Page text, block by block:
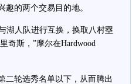
的两个交易目的地。
人队进行互换，换取八村塁
奇斯，”摩尔在Hardwood
轮选秀名单以下，从而腾出